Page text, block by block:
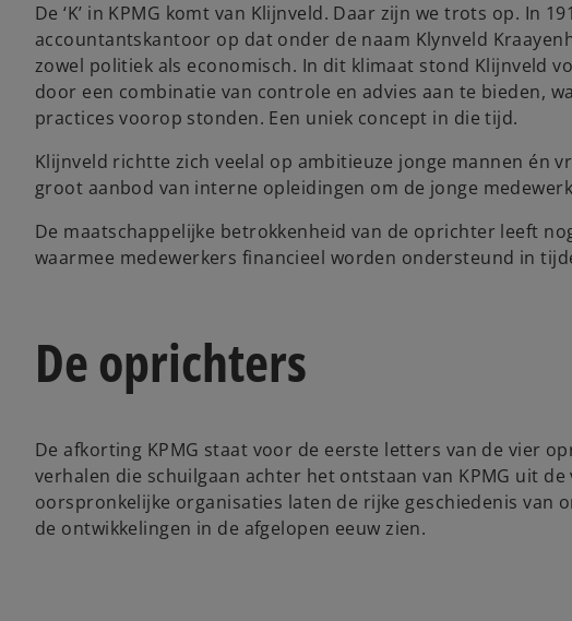
De ‘K’ in KPMG komt van Klijnveld. Daar zijn we trots op. In
accountantskantoor op dat onder de naam Klynveld
zowel politiek als economisch. In dit klimaat stond Klijnveld
door een combinatie van controle en advies aan te bieden,
practices voorop stonden. Een uniek concept in die tijd.
Klijnveld richtte zich veelal op ambitieuze jonge mannen én
groot aanbod van interne opleidingen om de jonge
De maatschappelijke betrokkenheid van de oprichter leeft
waarmee medewerkers financieel worden ondersteund in
De oprichters
De afkorting KPMG staat voor de eerste letters van de vier
verhalen die schuilgaan achter het ontstaan van KPMG uit de
oorspronkelijke organisaties laten de rijke geschiedenis van
de ontwikkelingen in de afgelopen eeuw zien.